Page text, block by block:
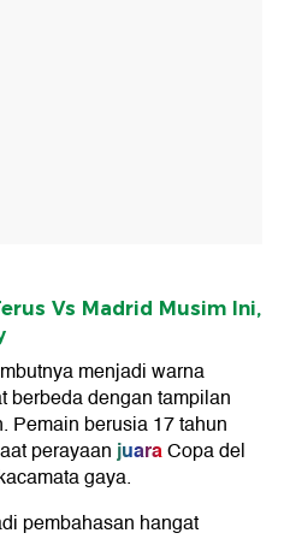
Vs Madrid Musim Ini,
menjadi warna
berbeda dengan tampilan
Pemain berusia 17 tahun
perayaanjuaraCopa del
gaya.
pembahasan hangat